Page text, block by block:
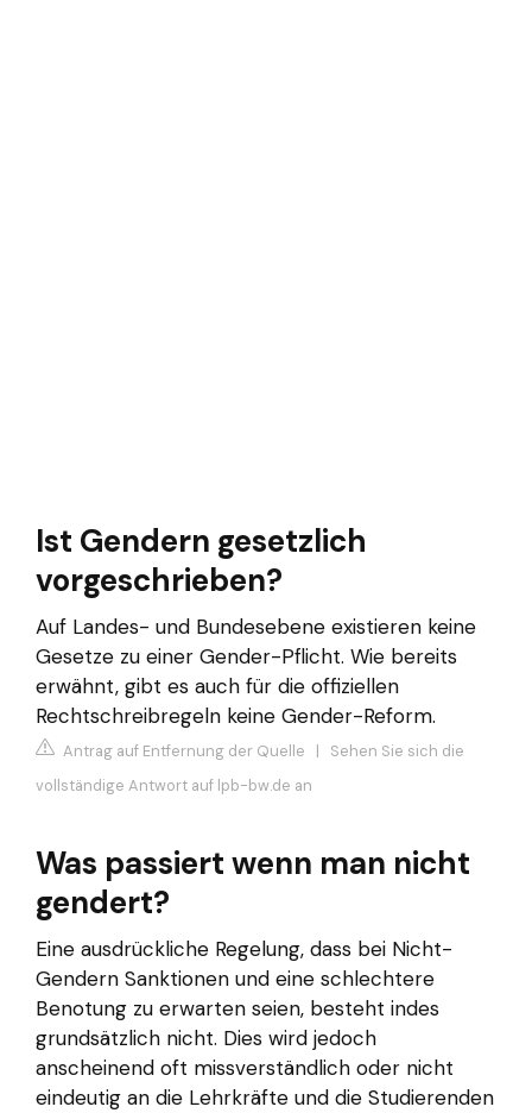
Ist Gendern gesetzlich
vorgeschrieben?
Auf Landes- und Bundesebene existieren keine
Gesetze zu einer Gender-Pflicht. Wie bereits
erwähnt, gibt es auch für die offiziellen
Rechtschreibregeln keine Gender-Reform.
Antrag auf Entfernung der Quelle | Sehen Sie sich die
vollständige Antwort auf lpb-bw.de an
Was passiert wenn man nicht
gendert?
Eine ausdrückliche Regelung, dass bei Nicht-
Gendern Sanktionen und eine schlechtere
Benotung zu erwarten seien, besteht indes
grundsätzlich nicht. Dies wird jedoch
anscheinend oft missverständlich oder nicht
eindeutig an die Lehrkräfte und die Studierenden